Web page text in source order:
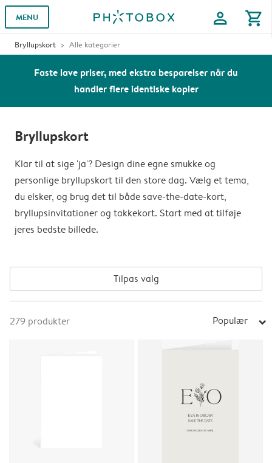
MENU profile shopping_cart
Bryllupskort Alle kategorier
Faste lave priser, med ekstra besparelser når du
handler flere identiske kopier
Bryllupskort
Klar til at sige 'ja'? Design dine egne smukke og
personlige bryllupskort til den store dag. Vælg et tema,
du elsker, og brug det til både save-the-date-kort,
bryllupsinvitationer og takkekort. Start med at tilføje
jeres bedste billede.
Tilpas valg
279 produkter Populær arrow_right